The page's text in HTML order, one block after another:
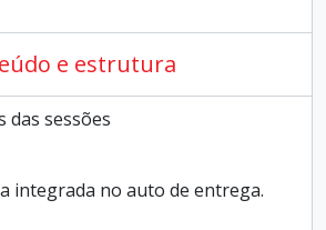
e estrutura
das sessões
integrada no auto de entrega.